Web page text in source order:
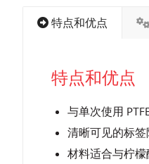
特点和优点
特点和优点
与单次使用
清晰可见的标
材料适合与柠檬